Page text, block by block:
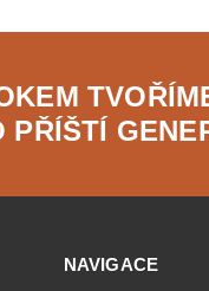
PŘÍŠTÍ
NAVIGACE